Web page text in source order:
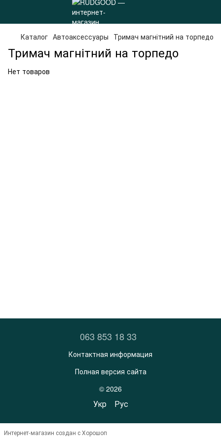
Каталог Автоаксессуары Тримач магнітний на торпедо
Тримач магнітний на торпедо
Нет товаров
063 853 18 33
Контактная информация
Полная версия сайта
© 2026
Укр Рус
Интернет-магазин создан с Хорошоп